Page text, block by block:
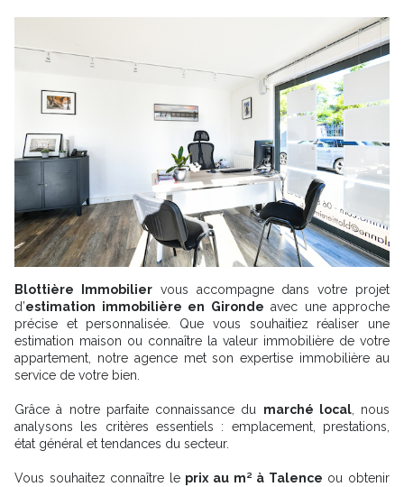
Blottière Immobiliervous accompagne dans votre projet
d’estimation immobilière en Gironde avec une approche
précise et personnalisée. Que vous souhaitiez réaliser une
estimation maison ou connaître la valeur immobilière de votre
appartement, notre agence met son expertise immobilière au
service de votre bien.
Grâce à notre parfaite connaissance du marché local, nous
analysons les critères essentiels : emplacement, prestations,
état général et tendances du secteur.
Vous souhaitez connaître le prix au m² à Talence ou obtenir